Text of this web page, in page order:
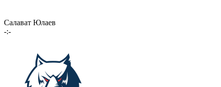
Салават Юлаев
-:-